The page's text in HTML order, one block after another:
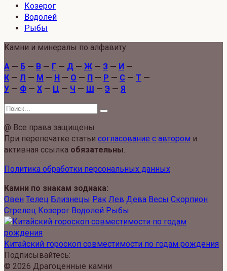
Козерог
Водолей
Рыбы
Камни и минералы по алфавиту:
А — Б — В — Г — Д — Ж — З — И —
К — Л — М — Н — О — П — Р — С — Т —
У — Ф — Х — Ц — Ч — Ш — Э — Я
Search
@ Все права защищены
При перепечатке статьи согласование с автором и
активная ссылка обязательны.
Политика обработки персональных данных
Камни по знакам зодиака:
Овен Телец Близнецы Рак Лев Дева Весы Скорпион
Стрелец Козерог Водолей Рыбы
Китайский гороскоп совместимости по годам рождения
Подписывайтесь:
© 2026 Драгоценные камни